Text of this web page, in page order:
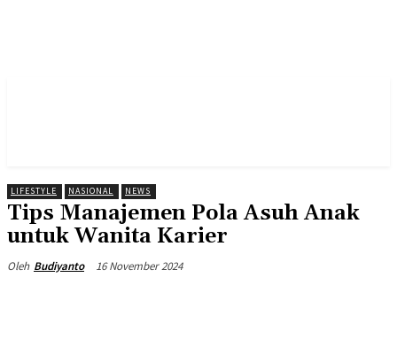
LIFESTYLE NASIONAL NEWS
Tips Manajemen Pola Asuh Anak
untuk Wanita Karier
Oleh Budiyanto 16 November 2024